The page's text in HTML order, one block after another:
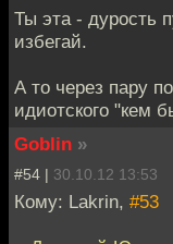
Ты эта - дурость
избегай.
А то через пару
идиотского "кем
Goblin »
#54 | 30.10.12 13:53
Кому: Lakrin, #53